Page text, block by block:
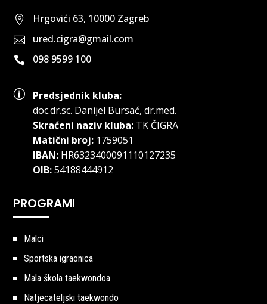
 Hrgovići 63, 10000 Zagreb
 ured.cigra@gmail.com
 098 9599 100
p
Predsjednik kluba:
doc.dr.sc. Danijel Bursać, dr.med.
Skraćeni naziv kluba:TK ČIGRA
Matični broj:1759051
IBAN:HR6323400091110127235
OIB:54188444912
PROGRAMI
Malci
Sportska igraonica
Mala škola taekwondoa
Natjecateljski taekwondo